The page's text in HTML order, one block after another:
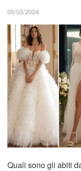
05/03/2024
Quali sono gli abiti